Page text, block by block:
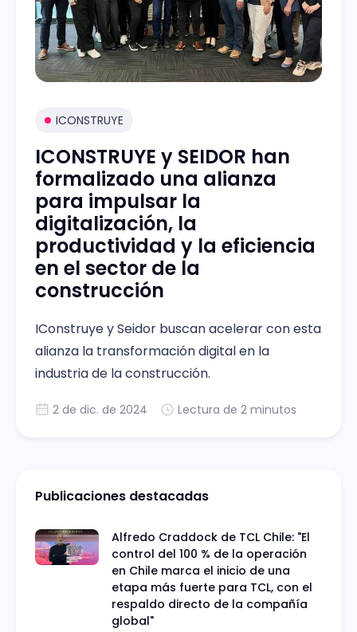
ICONSTRUYE
ICONSTRUYE y SEIDOR han
formalizado una alianza
para impulsar la
digitalización, la
productividad y la eficiencia
en el sector de la
construcción
IConstruye y Seidor buscan acelerar con esta
alianza la transformación digital en la
industria de la construcción.
2 de dic. de 2024 Lectura de 2 minutos
Publicaciones destacadas
Alfredo Craddock de TCL Chile: "El
control del 100 % de la operación
en Chile marca el inicio de una
etapa más fuerte para TCL, con el
respaldo directo de la compañía
global"